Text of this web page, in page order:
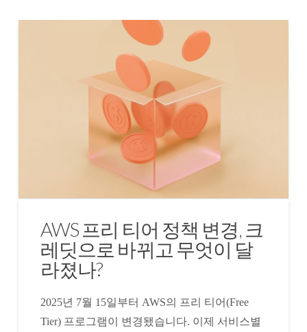
AWS 프리 티어 정책 변경, 크
레딧으로 바뀌고 무엇이 달
라졌나?
2025년 7월 15일부터 AWS의 프리 티어(Free
Tier) 프로그램이 변경됐습니다. 이제 서비스별